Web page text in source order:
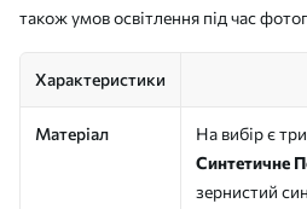
також умов освітлення під час
Характеристики
Матеріал
На вибір є
Синтетичне
зернистий